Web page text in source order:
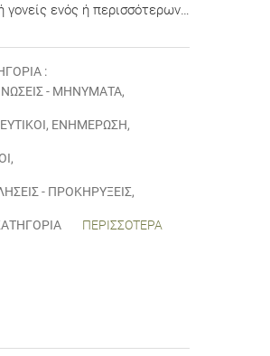
γονείς ενός ή περισσότερων…
:
- ΜΗΝΎΜΑΤΑ,
, ΕΝΗΜΈΡΩΣΗ,
,
- ΠΡΟΚΗΡΎΞΕΙΣ,
ΠΕΡΙΣΣΌΤΕΡΑ